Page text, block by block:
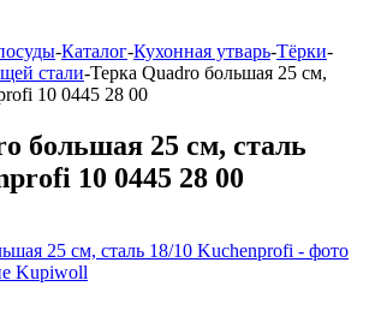
-Каталог-Кухонная утварь-Тёрки-
стали-Терка Quadro большая 25 см,
10 0445 28 00
большая 25 см, сталь
10 0445 28 00